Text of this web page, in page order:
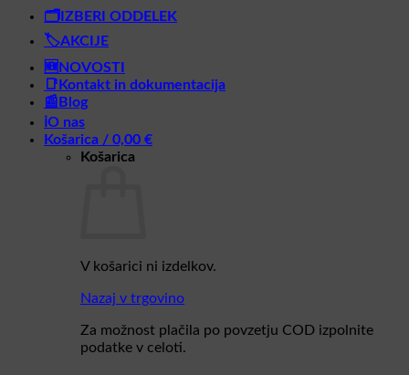
🗂️IZBERI ODDELEK
🏷️AKCIJE
🆕NOVOSTI
📑Kontakt in dokumentacija
📰Blog
ℹ️O nas
Košarica / 0,00 €
Košarica
V košarici ni izdelkov.
Nazaj v trgovino
Za možnost plačila po povzetju COD izpolnite
podatke v celoti.